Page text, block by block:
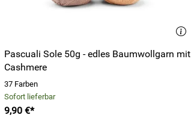
Pascuali Sole 50g - edles Baumwollgarn mit
Cashmere
37 Farben
Sofort lieferbar
9,90 €*